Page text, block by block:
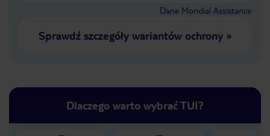
Dane Mondial Assistance
Sprawdź szczegóły wariantów ochrony»
Dlaczego warto wybrać TUI?